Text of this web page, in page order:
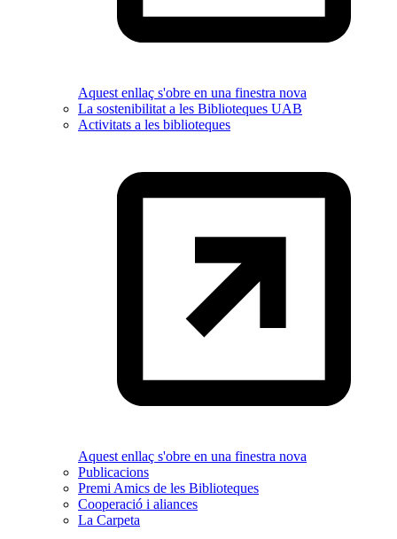
Aquest enllaç s'obre en una finestra nova
La sostenibilitat a les Biblioteques UAB
Activitats a les biblioteques
Aquest enllaç s'obre en una finestra nova
Publicacions
Premi Amics de les Biblioteques
Cooperació i aliances
La Carpeta